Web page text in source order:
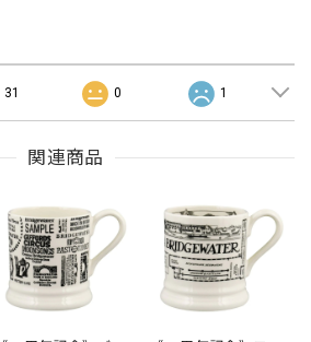
31 0 1
関連商品